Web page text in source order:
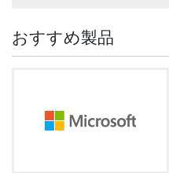
おすすめ製品